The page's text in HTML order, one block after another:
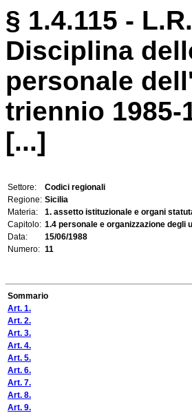
§ 1.4.115 -
Disciplina
personale
triennio
[...]
Settore:
Codici regionali
Regione: Sicilia
Materia:
1. assetto istituzionale e organi
Capitolo: 1.4 personale e organizzazione degli
Data:
15/06/1988
Numero: 11
Sommario
Art. 1.
Art. 2.
Art. 3.
Art. 4.
Art. 5.
Art. 6.
Art. 7.
Art. 8.
Art. 9.